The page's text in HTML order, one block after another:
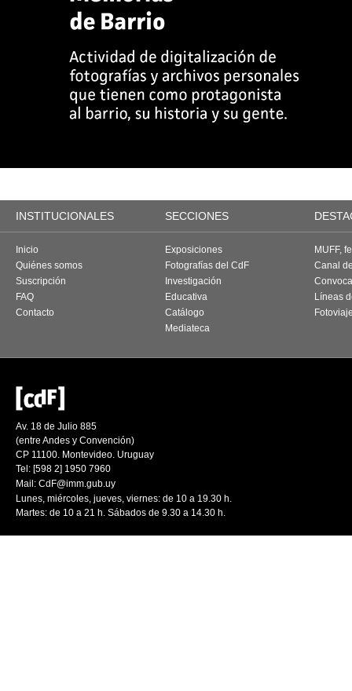
INSTITUCIONALES SECCIONES
Inicio
Quiénes somos
Suscripción
FAQ
Contacto
Exposiciones
Fotografías del CdF
Investigación
Educativa
Catálogo
Mediateca
MUFF,
Canal
Líneas
Av. 18 de Julio 885
(entre Andes y Convención)
CP 11100. Montevideo. Uruguay
Tel: [598 2] 1950 7960
Mail: CdF@imm.gub.uy
Lunes, miércoles, jueves, viernes: de 10 a 19.30 h.
Martes: de 10 a 21 h. Sábados de 9.30 a 14.30 h.